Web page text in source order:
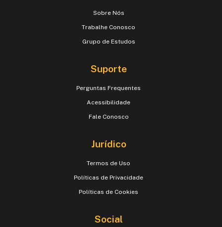
Sobre Nós
Trabalhe Conosco
Grupo de Estudos
Suporte
Perguntas Frequentes
Acessibilidade
Fale Conosco
Jurídico
Termos de Uso
Políticas de Privacidade
Políticas de Cookies
Social